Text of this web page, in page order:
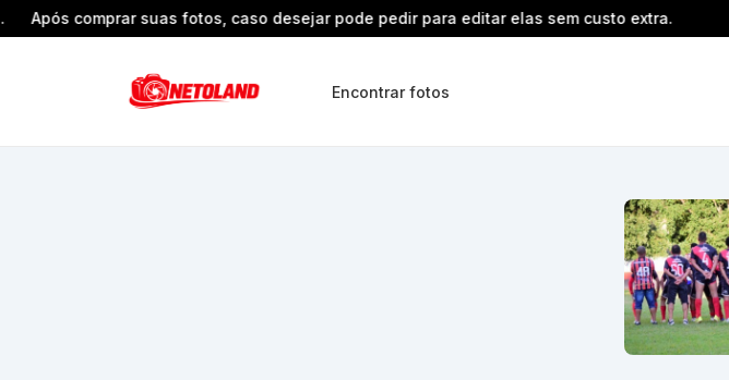
Após comprar suas fotos, caso desejar pode pedir para editar elas sem custo extra.
Encontrar fotos